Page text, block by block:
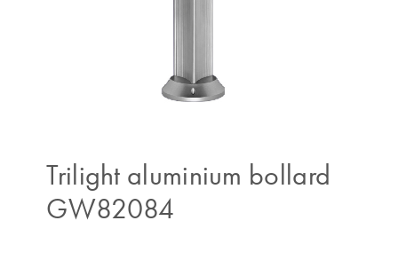
Trilight aluminium bollard
GW82084